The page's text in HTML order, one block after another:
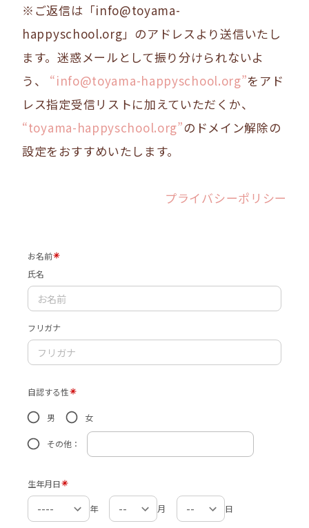
※ご返信は「info@toyama-
happyschool.org」のアドレスより送信いたし
ます。迷惑メールとして振り分けられないよ
う、 “info@toyama-happyschool.org”をアド
レス指定受信リストに加えていただくか、
“toyama-happyschool.org”のドメイン解除の
設定をおすすめいたします。
プライバシーポリシー